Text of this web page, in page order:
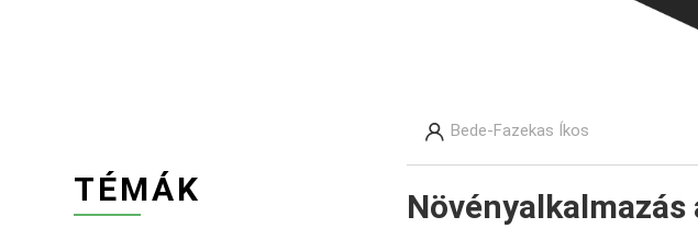
TÉMÁK
Bede-Fazekas Íkos